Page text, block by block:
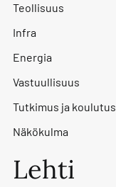
Teollisuus
Infra
Energia
Vastuullisuus
Tutkimus ja koulutus
Näkökulma
Lehti